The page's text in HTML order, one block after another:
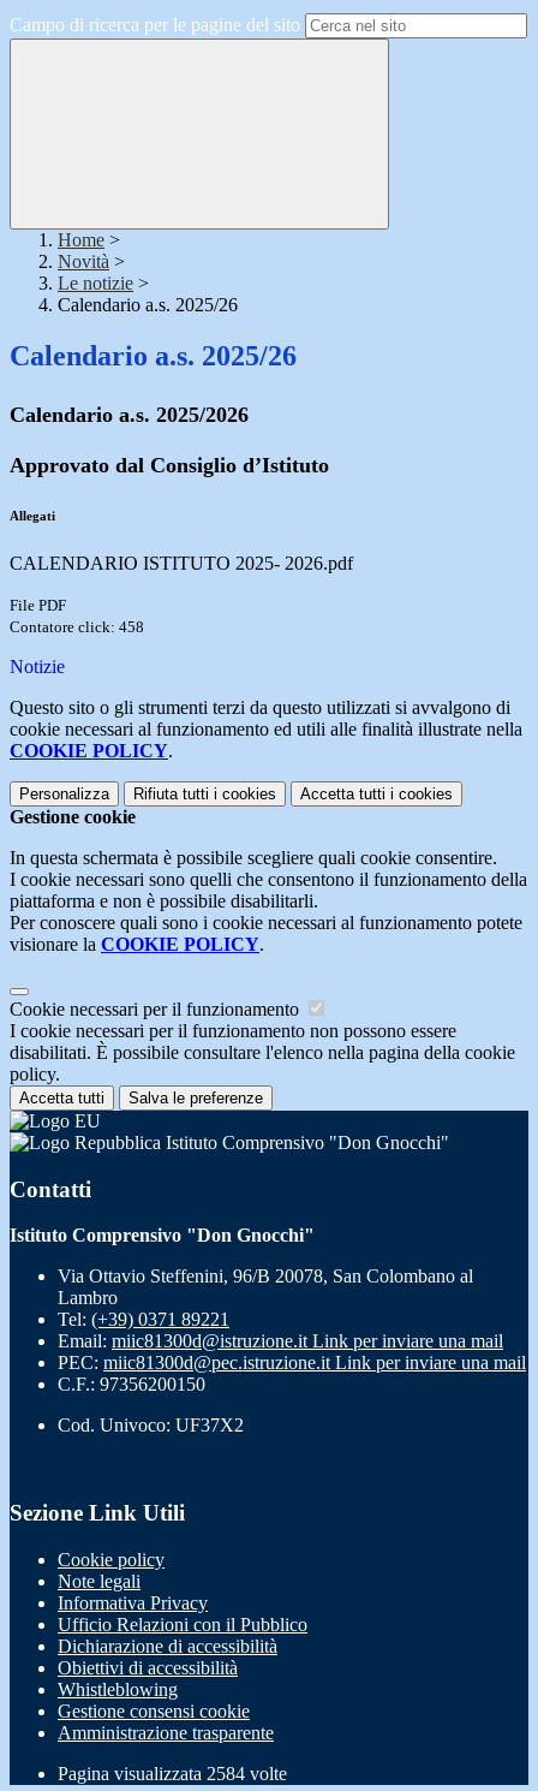
Campo di ricerca per le pagine del sito
Home >
Novità >
Le notizie >
Calendario a.s. 2025/26
Calendario a.s. 2025/26
Calendario a.s. 2025/2026
Approvato dal Consiglio d’Istituto
Allegati
CALENDARIO ISTITUTO 2025- 2026.pdf
File PDF
Contatore click: 458
Notizie
Questo sito o gli strumenti terzi da questo utilizzati si avvalgono di
cookie necessari al funzionamento ed utili alle finalità illustrate nella
COOKIE POLICY.
Personalizza Rifiuta tutti i cookies Accetta tutti i cookies
Gestione cookie
In questa schermata è possibile scegliere quali cookie consentire.
I cookie necessari sono quelli che consentono il funzionamento della
piattaforma e non è possibile disabilitarli.
Per conoscere quali sono i cookie necessari al funzionamento potete
visionare la COOKIE POLICY.
Cookie necessari per il funzionamento
I cookie necessari per il funzionamento non possono essere
disabilitati. È possibile consultare l'elenco nella pagina della cookie
policy.
Accetta tutti Salva le preferenze
Istituto Comprensivo "Don Gnocchi"
Contatti
Istituto Comprensivo "Don Gnocchi"
Via Ottavio Steffenini, 96/B 20078, San Colombano al
Lambro
Tel: (+39) 0371 89221
Email: miic81300d@istruzione.itLink per inviare una mail
PEC: miic81300d@pec.istruzione.itLink per inviare una mail
C.F.: 97356200150
Cod. Univoco: UF37X2
Sezione Link Utili
Cookie policy
Note legali
Informativa Privacy
Ufficio Relazioni con il Pubblico
Dichiarazione di accessibilità
Obiettivi di accessibilità
Whistleblowing
Gestione consensi cookie
Amministrazione trasparente
Pagina visualizzata 2584 volte